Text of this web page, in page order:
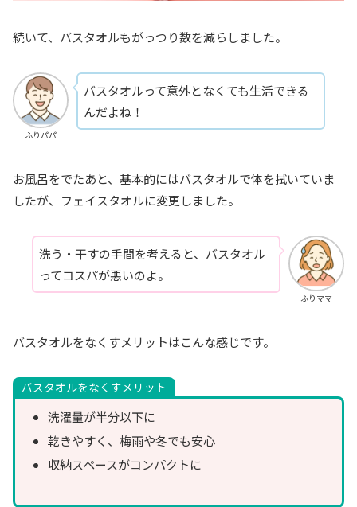
続いて、バスタオルもがっつり数を減らしました。
ふりパパ
バスタオルって意外となくても生活できる
んだよね！
お風呂をでたあと、基本的にはバスタオルで体を拭いていま
したが、フェイスタオルに変更しました。
ふりママ
洗う・干すの手間を考えると、バスタオル
ってコスパが悪いのよ。
バスタオルをなくすメリットはこんな感じです。
バスタオルをなくすメリット
洗濯量が半分以下に
乾きやすく、梅雨や冬でも安心
収納スペースがコンパクトに